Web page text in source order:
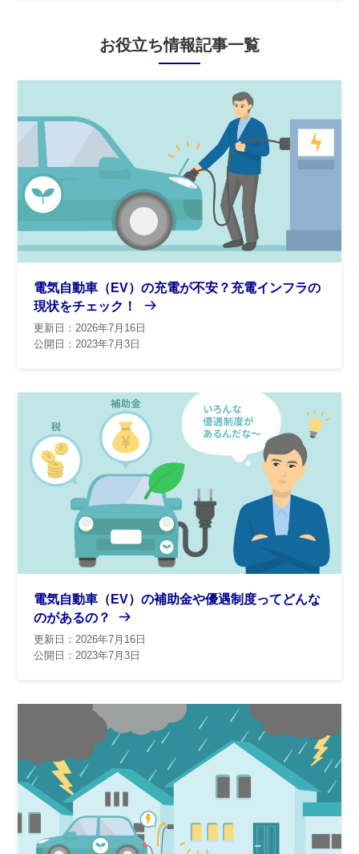
お役立ち情報記事一覧
電気自動車（EV）の充電が不安？充電インフラの
現状をチェック！
更新日：2026年7月16日
公開日：2023年7月3日
電気自動車（EV）の補助金や優遇制度ってどんな
のがあるの？
更新日：2026年7月16日
公開日：2023年7月3日